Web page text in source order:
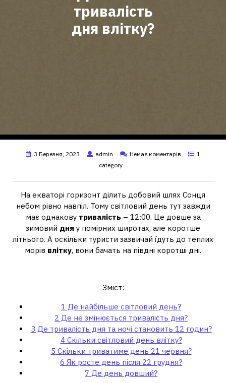
тривалість
дня влітку?
3 Березня, 2023 admin Немає коментарів
1
category
На екваторі горизонт ділить добовий шлях Сонця
небом рівно навпіл. Тому світловий день тут завжди
має однакову тривалість – 12:00. Це довше за
зимовий дня у помірних широтах, але коротше
літнього. А оскільки туристи зазвичай їдуть до теплих
морів влітку, вони бачать на півдні коротші дні.
Зміст:
1 Де найбільше світловий день?
2 Де не змінюється тривалість дня?
3 Де тривалість дня та ночі становить 12 годин?
4Скільки світловий день влітку?
5 Скільки триватиме день 21 червня?
6 Як росте день після 22 грудня?
7 Де день довший?